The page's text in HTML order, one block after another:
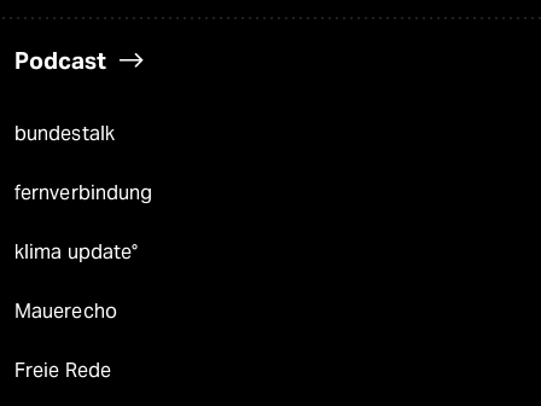
Podcast
bundestalk
fernverbindung
klima update°
Mauerecho
Freie Rede